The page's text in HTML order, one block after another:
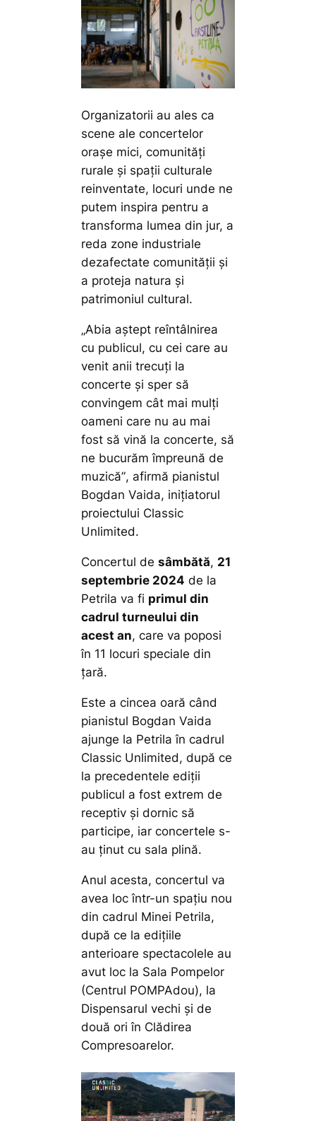
Organizatorii au ales ca
scene ale concertelor
orașe mici, comunități
rurale și spații culturale
reinventate, locuri unde ne
putem inspira pentru a
transforma lumea din jur, a
reda zone industriale
dezafectate comunității și
a proteja natura și
patrimoniul cultural.
„Abia aștept reîntâlnirea
cu publicul, cu cei care au
venit anii trecuți la
concerte și sper să
convingem cât mai mulți
oameni care nu au mai
fost să vină la concerte, să
ne bucurăm împreună de
muzică”, afirmă pianistul
Bogdan Vaida, inițiatorul
proiectului Classic
Unlimited.
Concertul desâmbătă, 21
septembrie 2024 de la
Petrila va fi primul din
cadrul turneului din
acest an, care va poposi
în 11 locuri speciale din
țară.
Este a cincea oară când
pianistul Bogdan Vaida
ajunge la Petrila în cadrul
Classic Unlimited, după ce
la precedentele ediții
publicul a fost extrem de
receptiv și dornic să
participe, iar concertele s-
au ținut cu sala plină.
Anul acesta, concertul va
avea loc într-un spațiu nou
din cadrul Minei Petrila,
după ce la edițiile
anterioare spectacolele au
avut loc la Sala Pompelor
(Centrul POMPAdou), la
Dispensarul vechi și de
două ori în Clădirea
Compresoarelor.